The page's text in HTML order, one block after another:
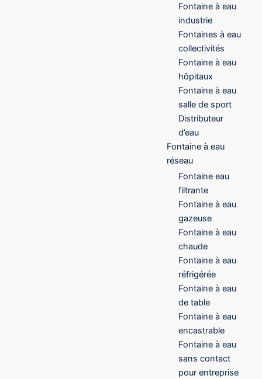
Fontaine à eau
industrie
Fontaines à eau
collectivités
Fontaine à eau
hôpitaux
Fontaine à eau
salle de sport
Distributeur
d’eau
Fontaine à eau
réseau
Fontaine eau
filtrante
Fontaine à eau
gazeuse
Fontaine à eau
chaude
Fontaine à eau
réfrigérée
Fontaine à eau
de table
Fontaine à eau
encastrable
Fontaine à eau
sans contact
pour entreprise